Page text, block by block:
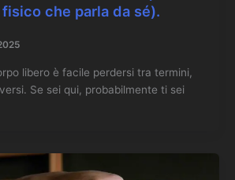
che parla da sé).
libero è facile perdersi tra termini,
Se sei qui, probabilmente ti sei